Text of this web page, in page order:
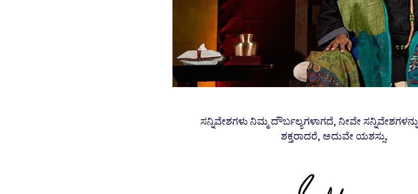
ಸನ್ನಿವೇಶಗಳು ನಿಮ್ಮ ದೌರ್ಬಲ್ಯಗಳಾಗದೆ, ನೀವೇ
ಶಕ್ತರಾದರೆ, ಅದುವೇ ಯಶಸ್ಸು.